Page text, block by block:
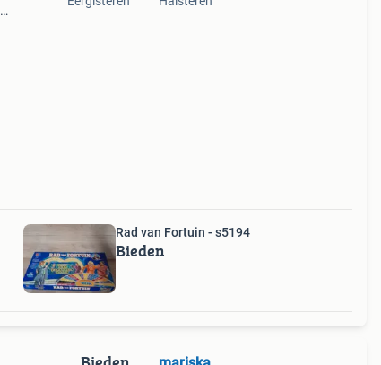
Rad van Fortuin - s5194
Bieden